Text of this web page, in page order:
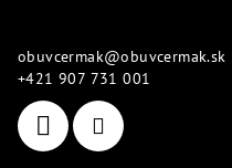
obuvcermak@obuvcermak.sk
+421 907 731 001